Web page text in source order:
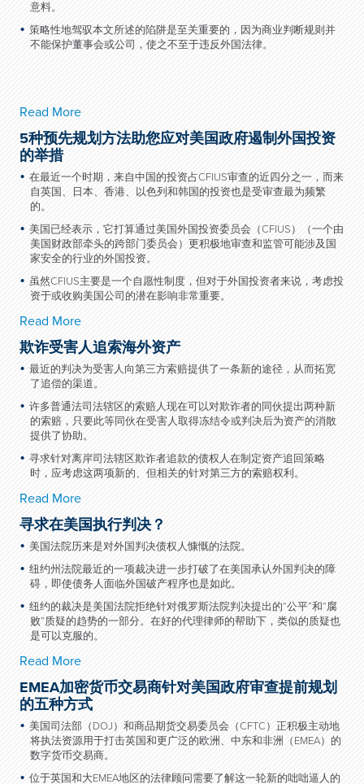
意料。
策略性地驾驭本文所述的陷阱是至关重要的，因为商业判断规则并
不能保护董事会或公司，使之不至于违反外国法律。
Read More
5种预先规划方法助您应对美国政府遏制外国投资
的举措
在最近一个时期，来自中国的投资占CFIUS审查的近四分之一，而来
自英国、日本、香港、以色列和韩国的投资也是受审查最为频繁
的。
美国已经表示，它打算通过美国外国投资委员会（CFIUS）（一个由
美国财政部牵头的跨部门委员会）更积极地审查和监管可能涉及国
家安全的行业的外国投资。
虽然CFIUS主要是一个自愿性制度，但对于外国投资者来说，考虑投
资于或收购美国公司的潜在影响非常重要。
Read More
欺诈受害人追索海外资产
最近的判决为受害人向第三方索赔提供了一条新的途径，从而拓宽
了追偿的渠道。
许多普通法司法辖区的索赔人现在可以对欺诈者的同伙提出两种新
的索赔，只要此等同伙在受害人取得冻结令或判决后为资产的消散
提供了协助。
寻求针对离岸司法辖区欺诈者追款的债权人在制定资产追回策略
时，应考虑这两项新的、但相关的针对第三方的索赔权利。
Read More
寻求在美国执行判决？
美国法院历来是对外国判决债权人慷慨的法院。
纽约州法院最近的一项裁决进一步打破了在美国承认外国判决的障
碍，即使债务人面临外国破产程序也是如此。
纽约的裁决是美国法院拒绝针对俄罗斯法院判决提出的“公平”和“腐
败”质疑的趋势的一部分。在好的代理律师的帮助下，类似的质疑也
是可以克服的。
Read More
EMEA加密货币交易商针对美国政府审查提前规划
的五种方式
美国司法部（DOJ）和商品期货交易委员会（CFTC）正积极主动地
将执法资源用于打击英国和更广泛的欧洲、中东和非洲（EMEA）的
数字货币交易商。
位于英国和大EMEA地区的法律顾问需要了解这一轮新的咄咄逼人的